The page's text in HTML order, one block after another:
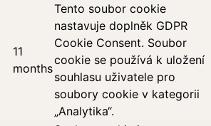
11
months
Tento soubor cookie
nastavuje doplněk GDPR
Cookie Consent. Soubor
cookie se používá k uložení
souhlasu uživatele pro
soubory cookie v kategorii
„Analytika“.